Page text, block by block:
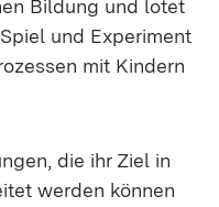
Bildung und lotet
und Experiment
mit Kindern
die ihr Ziel in
werden können